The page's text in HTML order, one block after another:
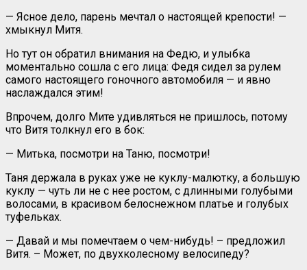
— Ясное дело, парень мечтал о настоящей крепости! —
хмыкнул Митя.
Но тут он обратил внимания на Федю, и улыбка
моментально сошла с его лица: Федя сидел за рулем
самого настоящего гоночного автомобиля — и явно
наслаждался этим!
Впрочем, долго Мите удивляться не пришлось, потому
что Витя толкнул его в бок:
— Митька, посмотри на Таню, посмотри!
Таня держала в руках уже не куклу-малютку, а большую
куклу — чуть ли не с нее ростом, с длинными голубыми
волосами, в красивом белоснежном платье и голубых
туфельках.
— Давай и мы помечтаем о чем-нибудь! – предложил
Витя. – Может, по двухколесному велосипеду?